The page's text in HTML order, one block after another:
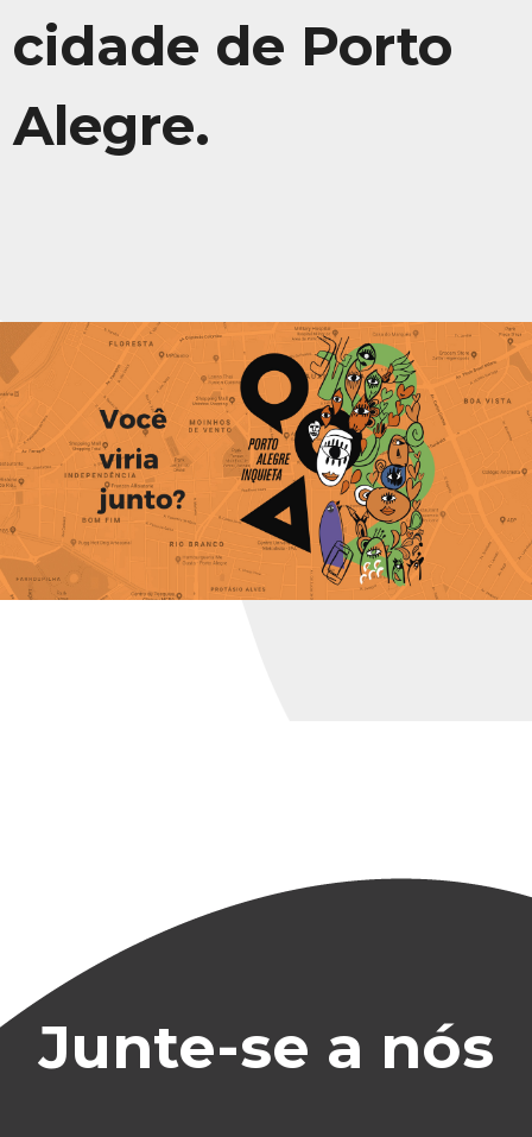
cidade de Porto
Alegre.
Junte-se a nós